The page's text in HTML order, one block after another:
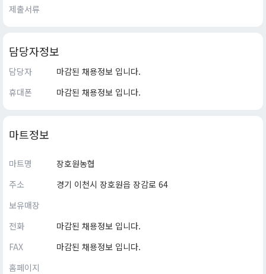
제출서류
담당자정보
담당자
마감된 채용정보 입니다.
휴대폰
마감된 채용정보 입니다.
마트정보
마트명
장호원농협
주소
경기 이천시 장호원읍 장감로 64
보유매장
전화
마감된 채용정보 입니다.
FAX
마감된 채용정보 입니다.
홈페이지